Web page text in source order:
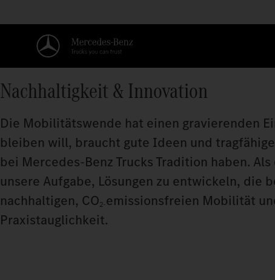
Nachhaltigkeit & Innovation
Die Mobilitätswende hat einen gravierenden
bleiben will, braucht gute Ideen und
bei Mercedes‑Benz Trucks Tradition haben.
unsere Aufgabe, Lösungen zu entwickeln, die
nachhaltigen, CO2‑emissionsfreien Mobilität
Praxistauglichkeit.